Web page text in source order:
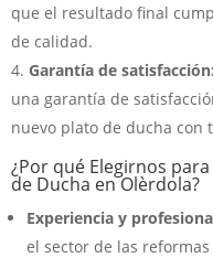
que el resultado final
de calidad.
Garantía de satisfacción:
una garantía de
nuevo plato de ducha
¿Por qué Elegirnos
de Ducha en Olèrdola?
Experiencia y
el sector de las